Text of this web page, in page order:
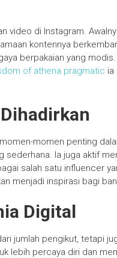
video di Instagram.
kontennya
berpakaian yang
of athena pragmatic ia
momen penting
sederhana. Ia juga aktif
salah satu influencer
menjadi inspirasi bagi
Digital
jumlah pengikut, tetapi
lebih percaya diri dan